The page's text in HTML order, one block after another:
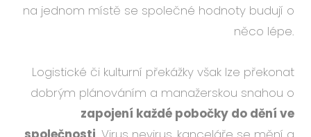
na jednom místě se společné hodnoty budují o
něco lépe.
Logistické či kulturní překážky však lze překonat
dobrým plánováním a manažerskou snahou o
zapojení každé pobočky do dění ve